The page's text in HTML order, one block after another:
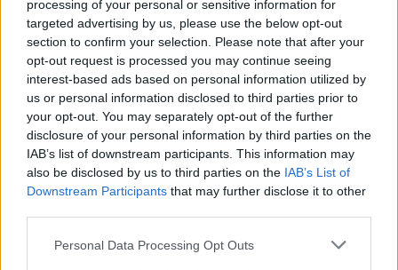
processing of your personal or sensitive information for
targeted advertising by us, please use the below opt-out
section to confirm your selection. Please note that after your
opt-out request is processed you may continue seeing
interest-based ads based on personal information utilized by
us or personal information disclosed to third parties prior to
your opt-out. You may separately opt-out of the further
disclosure of your personal information by third parties on the
IAB’s list of downstream participants. This information may
also be disclosed by us to third parties on the IAB’s List of
Downstream Participants that may further disclose it to other
Personal Data Processing Opt Outs
αποτυπώνονται στις οικονομικές εκθέσεις
τους και παρουσιάζονται αναλυτικά στην 12η
έκδοση «Οι Ισχυροί της Ελληνικής
Οικονομίας» της Direction Βusiness Network,
που μόλις κυκλοφόρησε.
Διαβάστε επίσης
Όμιλος Τσέτη: Ανώτατη διάκριση
Excellence Awards 2025